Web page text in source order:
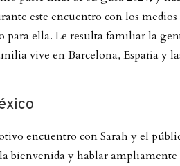
este encuentro con los
para ella. Le resulta familiar la
vive en Barcelona, España y
encuentro con Sarah y el
bienvenida y hablar ampliamente